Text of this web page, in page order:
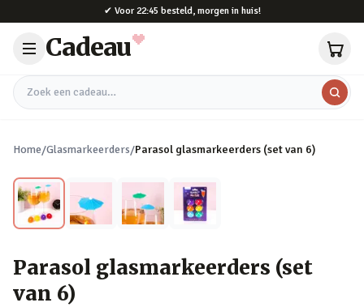
✔ Voor 22:45 besteld, morgen in huis!
Cadeau
Zoek een cadeau
Home/Glasmarkeerders/Parasol glasmarkeerders (set van 6)
Parasol glasmarkeerders (set
van 6)